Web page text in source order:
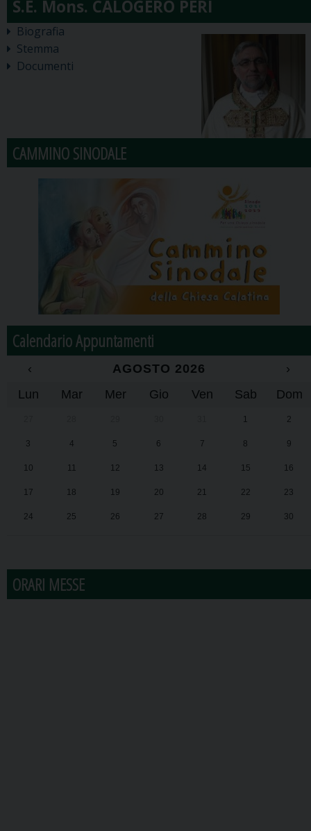
Biografia
Stemma
Documenti
CAMMINO SINODALE
Calendario Appuntamenti
‹ AGOSTO 2026
›
Lun
Mar Mer Gio Ven Sab Dom
1 2
3 4 5 6 7 8 9
10 11 12 13 14 15 16
17 18 19 20 21 22 23
24 25 26 27 28 29 30
ORARI MESSE